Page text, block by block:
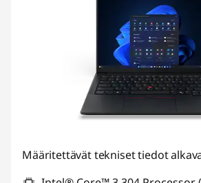
Määritettävät tekniset tiedot